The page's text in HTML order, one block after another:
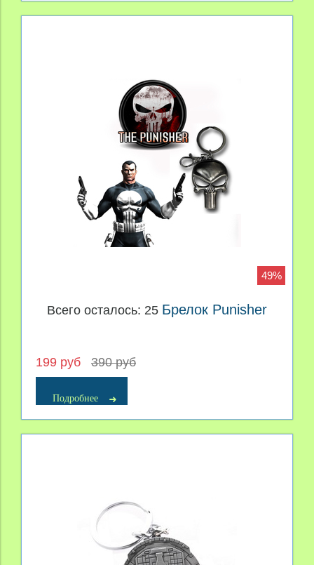
49%
Всего осталось: 25 Брелок Punisher
199 руб 390 руб
Подробнее